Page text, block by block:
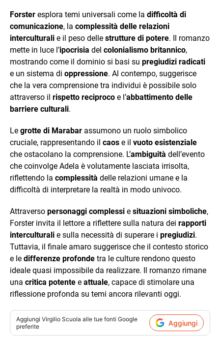
Forster esplora temi universali come la difficoltà di
comunicazione, la complessità delle relazioni
interculturali e il peso delle strutture di potere. Il romanzo
mette in luce l’ipocrisia del colonialismo britannico,
mostrando come il dominio si basi su pregiudizi radicati
e un sistema di oppressione. Al contempo, suggerisce
che la vera comprensione tra individui è possibile solo
attraverso il rispetto reciproco e l’abbattimento delle
barriere culturali.
Le grotte di Marabar assumono un ruolo simbolico
cruciale, rappresentando il caos e il vuoto esistenziale
che ostacolano la comprensione. L’ambiguità dell’evento
che coinvolge Adela è volutamente lasciata irrisolta,
riflettendo la complessità delle relazioni umane e la
difficoltà di interpretare la realtà in modo univoco.
Attraverso personaggi complessi e situazioni simboliche,
Forster invita il lettore a riflettere sulla natura dei rapporti
interculturali e sulla necessità di superare i pregiudizi.
Tuttavia, il finale amaro suggerisce che il contesto storico
e le differenze profonde tra le culture rendono questo
ideale quasi impossibile da realizzare. Il romanzo rimane
una critica potente e attuale, capace di stimolare una
riflessione profonda su temi ancora rilevanti oggi.
Aggiungi Virgilio Scuola alle tue fonti Google
preferite
Aggiungi